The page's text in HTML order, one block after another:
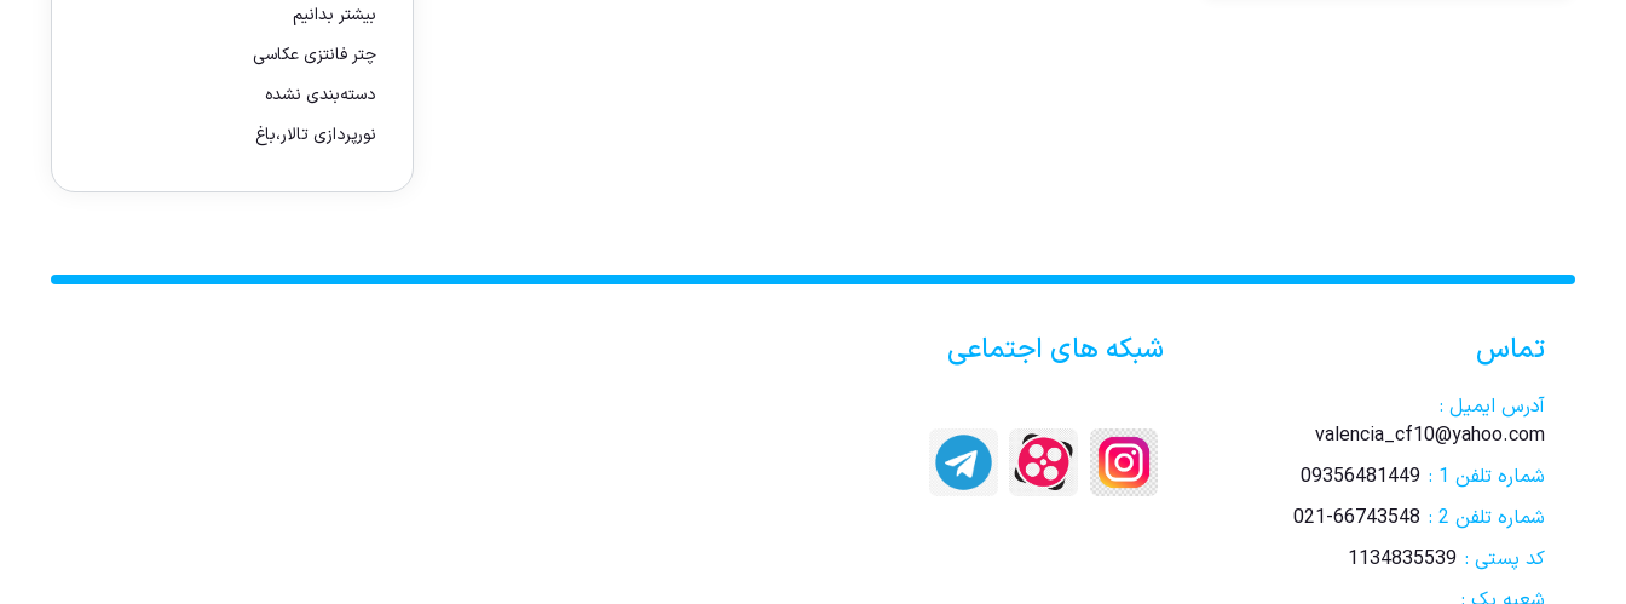
بیشتر بدانیم
چتر فانتزی عکاسی
دسته‌بندی نشده
نورپردازی تالار،باغ
تماس
آدرس ایمیل :
valencia_cf10@yahoo.com
شماره تلفن 1 :
09356481449
شماره تلفن 2 :
021-66743548
کد پستی : 1134835539
شبکه های اجتماعی